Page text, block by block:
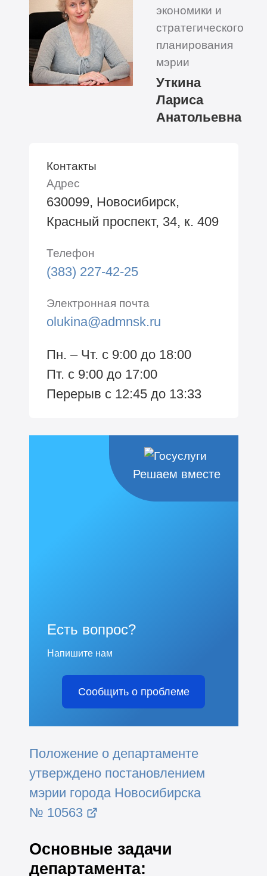
экономики и
стратегического
планирования
мэрии
Уткина
Лариса
Анатольевна
Контакты
Адрес
630099, Новосибирск,
Красный проспект, 34, к. 409
Телефон
(383) 227-42-25
Электронная почта
olukina@admnsk.ru
Пн. – Чт. с 9:00 до 18:00
Пт. с 9:00 до 17:00
Перерыв с 12:45 до 13:33
Решаем вместе
Есть вопрос?
Напишите нам
Сообщить о проблеме
Положение о департаменте
утверждено постановлением
мэрии города Новосибирска
№ 10563
Основные задачи
департамента: